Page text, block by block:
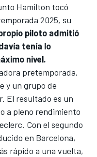
Hamilton tocó
2025, su
piloto admitió
tenía lo
nivel.
pretemporada,
y un grupo de
El resultado es un
a pleno rendimiento
. Con el segundo
en Barcelona,
rápido a una vuelta,